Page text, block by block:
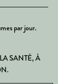
par jour.
SANTÉ, À